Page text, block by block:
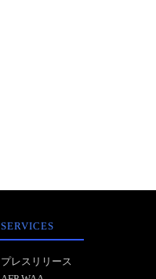
SERVICES
プレスリリース